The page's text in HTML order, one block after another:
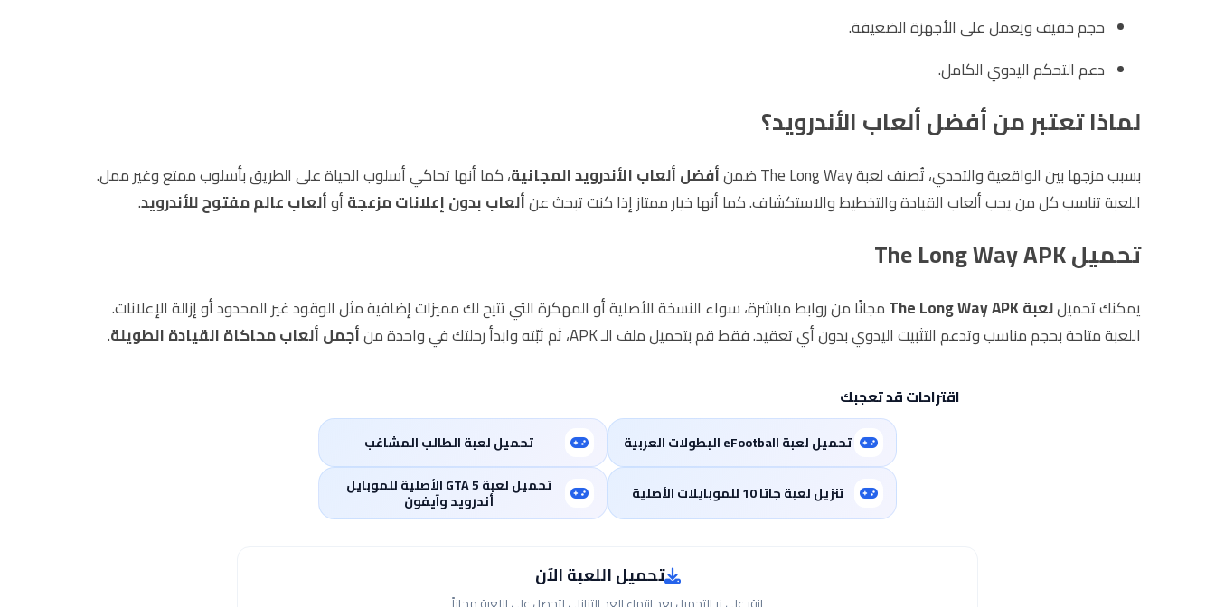
حجم خفيف ويعمل على الأجهزة الضعيفة.
دعم التحكم اليدوي الكامل.
لماذا تعتبر من أفضل ألعاب الأندرويد؟
بسبب مزجها بين الواقعية والتحدي، تُصنف لعبة The Long Way ضمن أفضل ألعاب الأندرويد المجانية، كما أنها تحاكي أسلوب الحياة على الطريق بأسلوب ممتع وغير ممل.
اللعبة تناسب كل من يحب ألعاب القيادة والتخطيط والاستكشاف. كما أنها خيار ممتاز إذا كنت تبحث عنألعاب بدون إعلانات مزعجةأوألعاب عالم مفتوح للأندرويد.
تحميل The Long Way APK
يمكنك تحميللعبة The Long Way APK
مجانًا من روابط مباشرة، سواء النسخة الأصلية أو المهكرة التي تتيح لك مميزات إضافية مثل الوقود غير المحدود أو إزالة الإعلانات.
اللعبة متاحة بحجم مناسب وتدعم التثبيت اليدوي بدون أي تعقيد. فقط قم بتحميل ملف الـ APK، ثم ثبّته وابدأ رحلتك في واحدة من
أجمل ألعاب محاكاة القيادة الطويلة.
اقتراحات قد تعجبك
تحميل لعبة eFootball البطولات العربية تحميل لعبة الطالب المشاغب
تنزيل لعبة جاتا 10 للموبايلات الأصلية تحميل لعبة GTA 5 الأصلية للموبايل
أندرويد وآيفون
تحميل اللعبة الآن